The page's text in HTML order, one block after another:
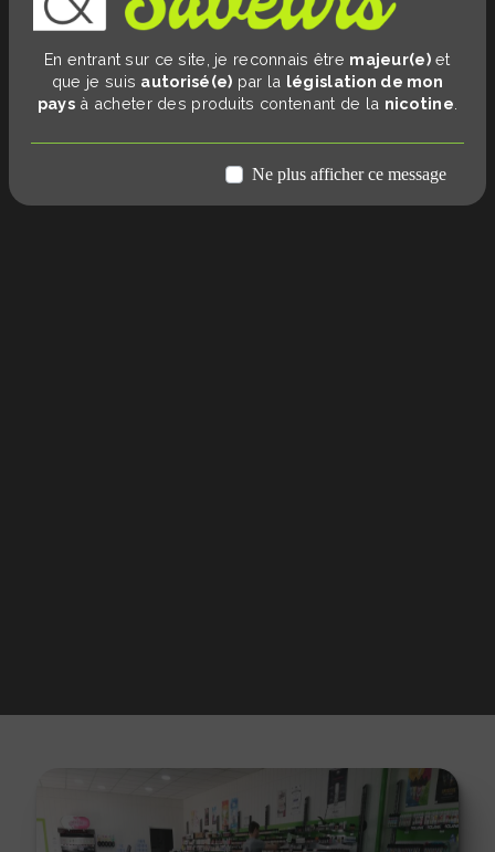
En entrant sur ce site, je reconnais être majeur(e)et
que je suis autorisé(e) par la législation de mon
pays à acheter des produits contenant de la nicotine
Ne plus afficher ce message